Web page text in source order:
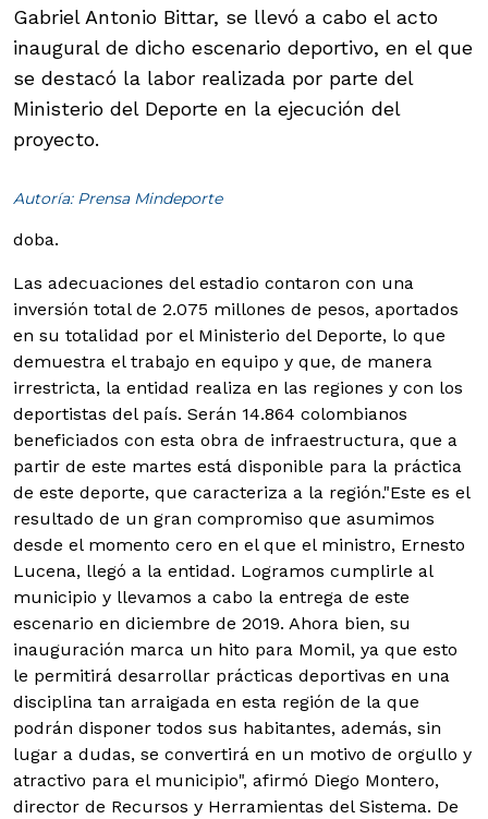
Gabriel Antonio Bittar, se llevó a cabo el acto
inaugural de dicho escenario deportivo, en el que
se destacó la labor realizada por parte del
Ministerio del Deporte en la ejecución del
proyecto.
Autoría: Prensa Mindeporte
doba.
Las adecuaciones del estadio contaron con una
inversión total de 2.075 millones de pesos, aportados
en su totalidad por el Ministerio del Deporte, lo que
demuestra el trabajo en equipo y que, de manera
irrestricta, la entidad realiza en las regiones y con los
deportistas del país. Serán 14.864 colombianos
beneficiados con esta obra de infraestructura, que a
partir de este martes está disponible para la práctica
de este deporte, que caracteriza a la región."Este es el
resultado de un gran compromiso que asumimos
desde el momento cero en el que el ministro, Ernesto
Lucena, llegó a la entidad. Logramos cumplirle al
municipio y llevamos a cabo la entrega de este
escenario en diciembre de 2019. Ahora bien, su
inauguración marca un hito para Momil, ya que esto
le permitirá desarrollar prácticas deportivas en una
disciplina tan arraigada en esta región de la que
podrán disponer todos sus habitantes, además, sin
lugar a dudas, se convertirá en un motivo de orgullo y
atractivo para el municipio", afirmó Diego Montero,
director de Recursos y Herramientas del Sistema. De